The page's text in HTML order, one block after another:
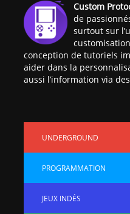
Custom
de
surtout sur
conception de tutoriels
aider dans la
aussi l’information via
UNDERGROUND
PROGRAMMATION
JEUX INDÉS
[Vita]
KyûHEN, le
concours de
homebrews
possible
Sweeper !